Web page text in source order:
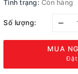
Tình trạng: Còn hàng
Số lượng: –
MUA
Đặt